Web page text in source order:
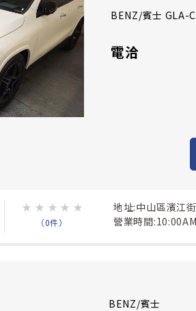
BENZ/賓士 GLA-
電洽
★ ★ ★ ★ ★
（0件）
地址:中山區濱江
營業時間
BENZ/賓士